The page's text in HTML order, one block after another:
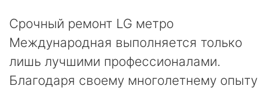
Срочный ремонт LG метро
Международная выполняется только
лишь лучшими профессионалами.
Благодаря своему многолетнему опыту